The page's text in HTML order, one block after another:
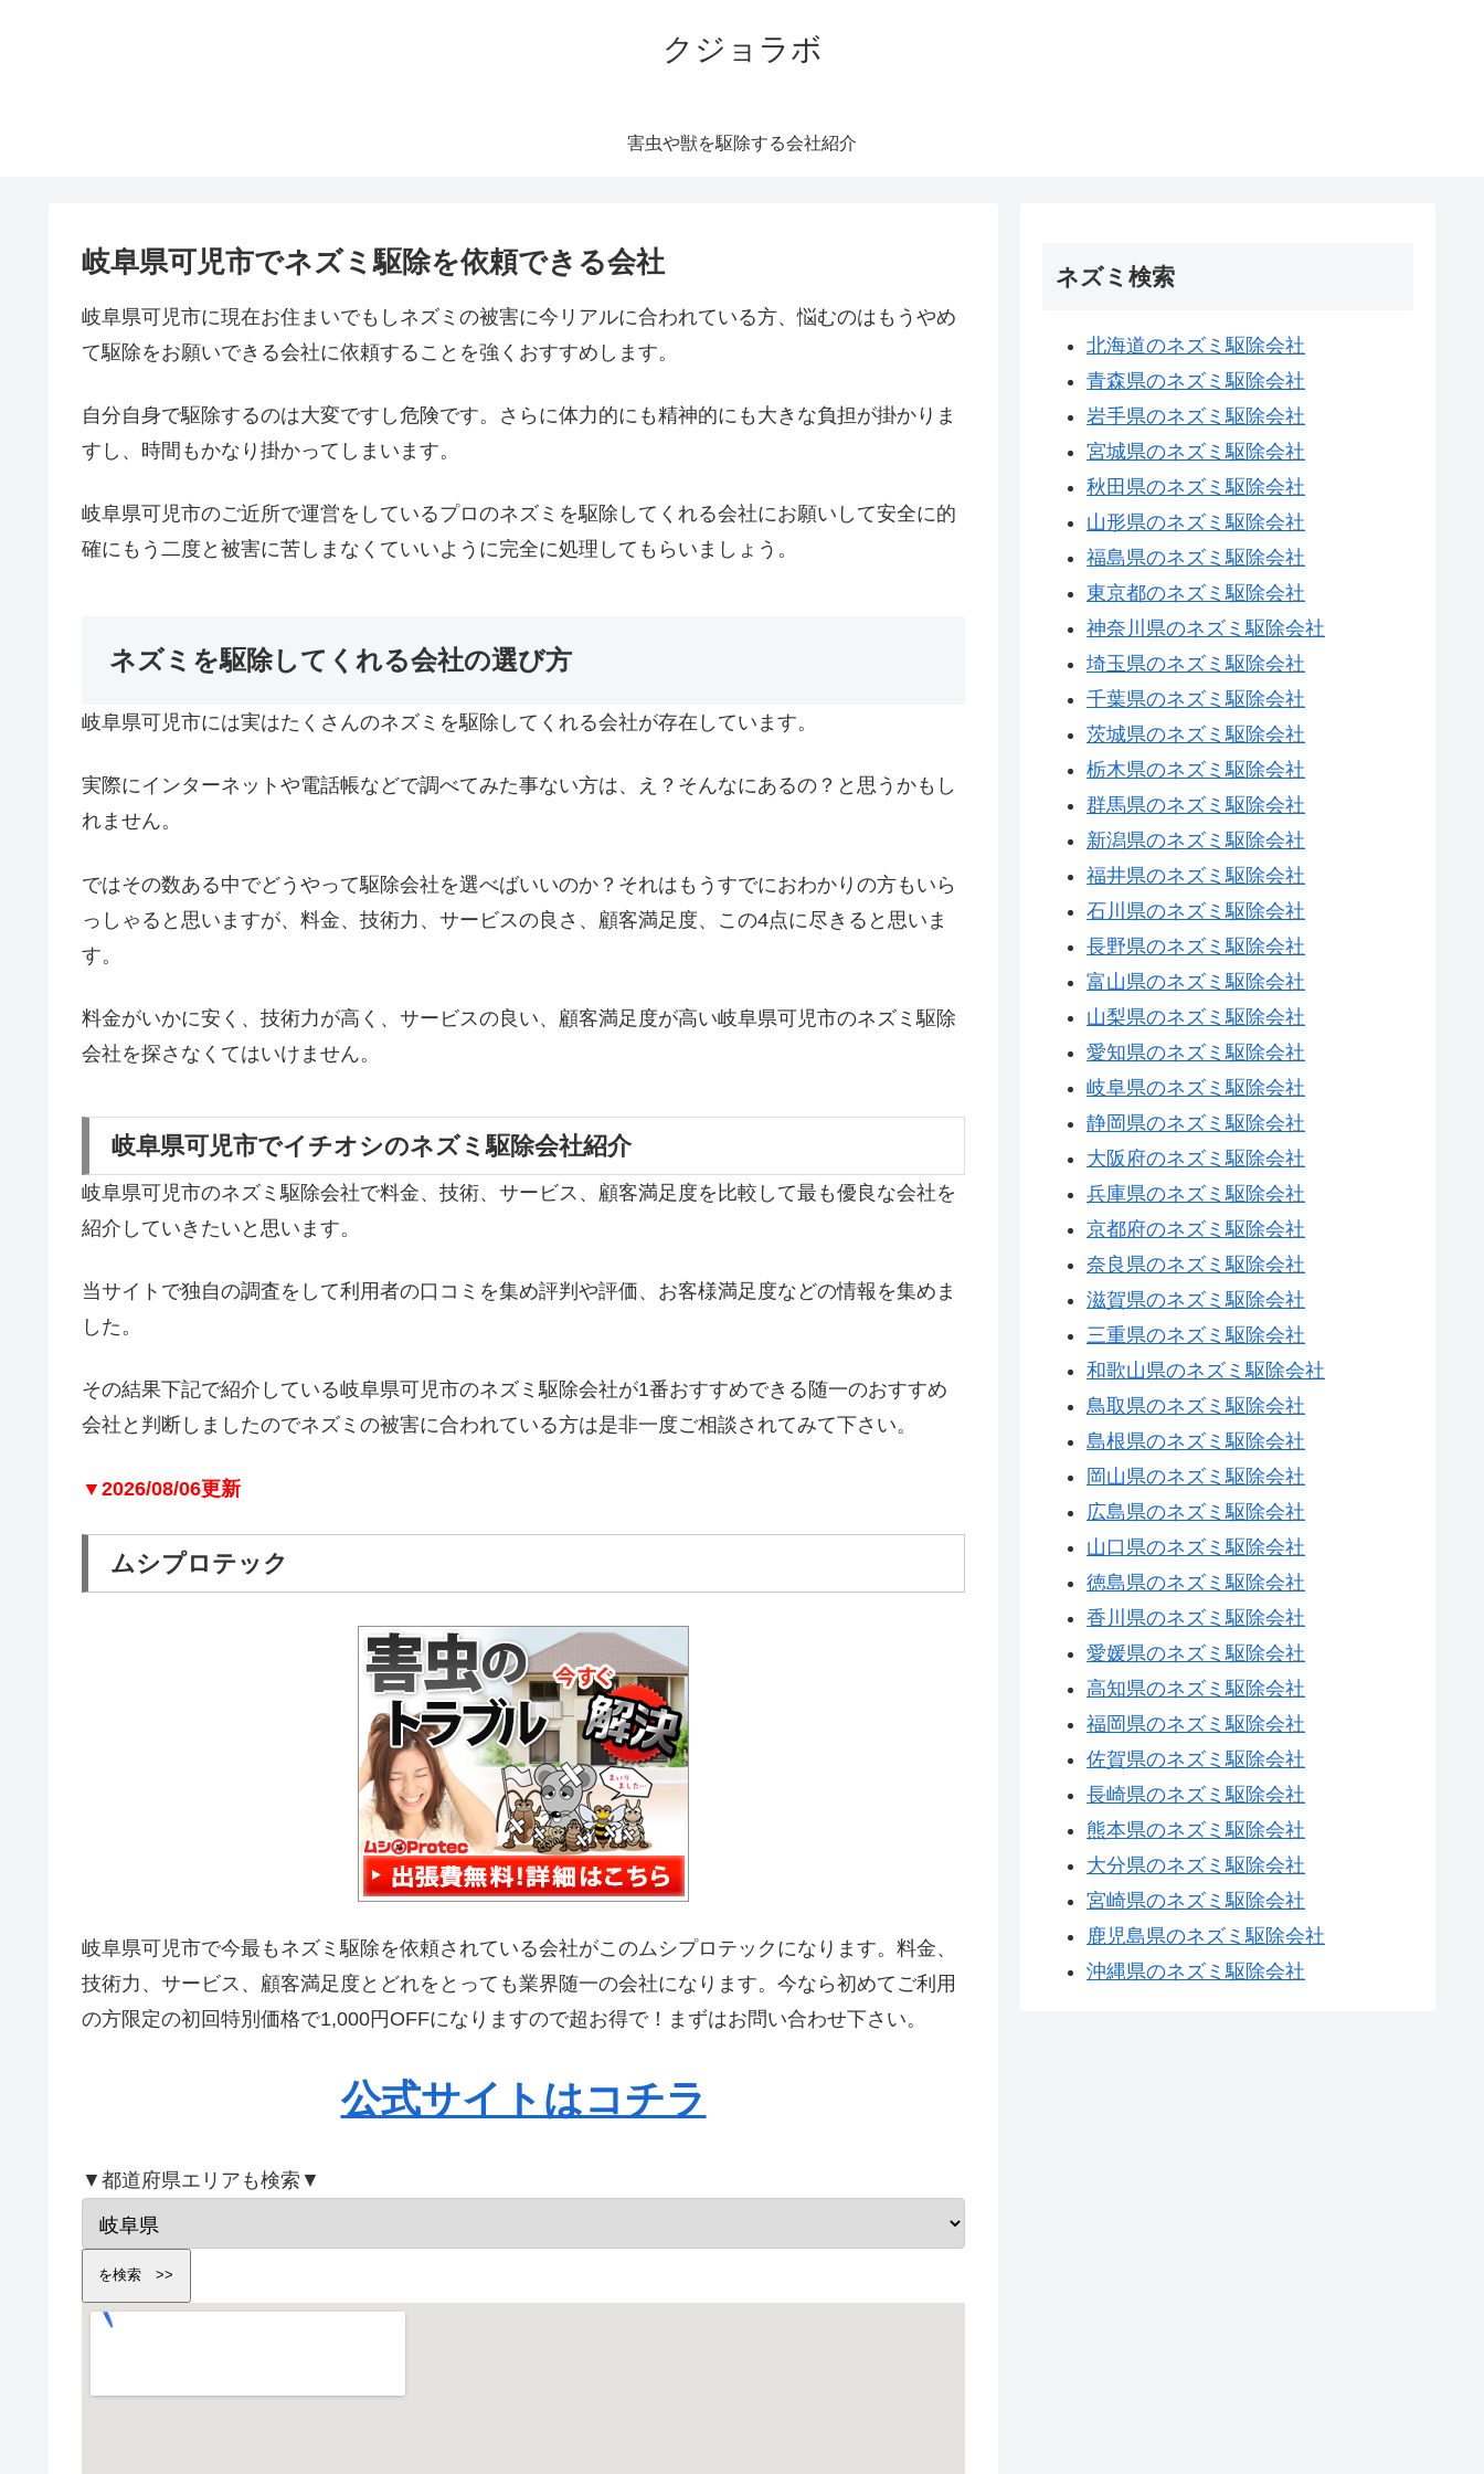
クジョラボ
害虫や獣を駆除する会社紹介
岐阜県可児市でネズミ駆除を依頼できる会社
岐阜県可児市に現在お住まいでもしネズミの被害に今リアルに合われている方、悩むのはもうやめ
て駆除をお願いできる会社に依頼することを強くおすすめします。
自分自身で駆除するのは大変ですし危険です。さらに体力的にも精神的にも大きな負担が掛かりま
すし、時間もかなり掛かってしまいます。
岐阜県可児市のご近所で運営をしているプロのネズミを駆除してくれる会社にお願いして安全に的
確にもう二度と被害に苦しまなくていいように完全に処理してもらいましょう。
ネズミを駆除してくれる会社の選び方
岐阜県可児市には実はたくさんのネズミを駆除してくれる会社が存在しています。
実際にインターネットや電話帳などで調べてみた事ない方は、え？そんなにあるの？と思うかもし
れません。
ではその数ある中でどうやって駆除会社を選べばいいのか？それはもうすでにおわかりの方もいら
っしゃると思いますが、料金、技術力、サービスの良さ、顧客満足度、この4点に尽きると思いま
す。
料金がいかに安く、技術力が高く、サービスの良い、顧客満足度が高い岐阜県可児市のネズミ駆除
会社を探さなくてはいけません。
岐阜県可児市でイチオシのネズミ駆除会社紹介
岐阜県可児市のネズミ駆除会社で料金、技術、サービス、顧客満足度を比較して最も優良な会社を
紹介していきたいと思います。
当サイトで独自の調査をして利用者の口コミを集め評判や評価、お客様満足度などの情報を集めま
した。
その結果下記で紹介している岐阜県可児市のネズミ駆除会社が1番おすすめできる随一のおすすめ
会社と判断しましたのでネズミの被害に合われている方は是非一度ご相談されてみて下さい。
▼2026/08/06更新
ムシプロテック
岐阜県可児市で今最もネズミ駆除を依頼されている会社がこのムシプロテックになります。料金、
技術力、サービス、顧客満足度とどれをとっても業界随一の会社になります。今なら初めてご利用
の方限定の初回特別価格で1,000円OFFになりますので超お得で！まずはお問い合わせ下さい。
公式サイトはコチラ
▼都道府県エリアも検索▼
ネズミ検索
北海道のネズミ駆除会社
青森県のネズミ駆除会社
岩手県のネズミ駆除会社
宮城県のネズミ駆除会社
秋田県のネズミ駆除会社
山形県のネズミ駆除会社
福島県のネズミ駆除会社
東京都のネズミ駆除会社
神奈川県のネズミ駆除会社
埼玉県のネズミ駆除会社
千葉県のネズミ駆除会社
茨城県のネズミ駆除会社
栃木県のネズミ駆除会社
群馬県のネズミ駆除会社
新潟県のネズミ駆除会社
福井県のネズミ駆除会社
石川県のネズミ駆除会社
長野県のネズミ駆除会社
富山県のネズミ駆除会社
山梨県のネズミ駆除会社
愛知県のネズミ駆除会社
岐阜県のネズミ駆除会社
静岡県のネズミ駆除会社
大阪府のネズミ駆除会社
兵庫県のネズミ駆除会社
京都府のネズミ駆除会社
奈良県のネズミ駆除会社
滋賀県のネズミ駆除会社
三重県のネズミ駆除会社
和歌山県のネズミ駆除会社
鳥取県のネズミ駆除会社
島根県のネズミ駆除会社
岡山県のネズミ駆除会社
広島県のネズミ駆除会社
山口県のネズミ駆除会社
徳島県のネズミ駆除会社
香川県のネズミ駆除会社
愛媛県のネズミ駆除会社
高知県のネズミ駆除会社
福岡県のネズミ駆除会社
佐賀県のネズミ駆除会社
長崎県のネズミ駆除会社
熊本県のネズミ駆除会社
大分県のネズミ駆除会社
宮崎県のネズミ駆除会社
鹿児島県のネズミ駆除会社
沖縄県のネズミ駆除会社